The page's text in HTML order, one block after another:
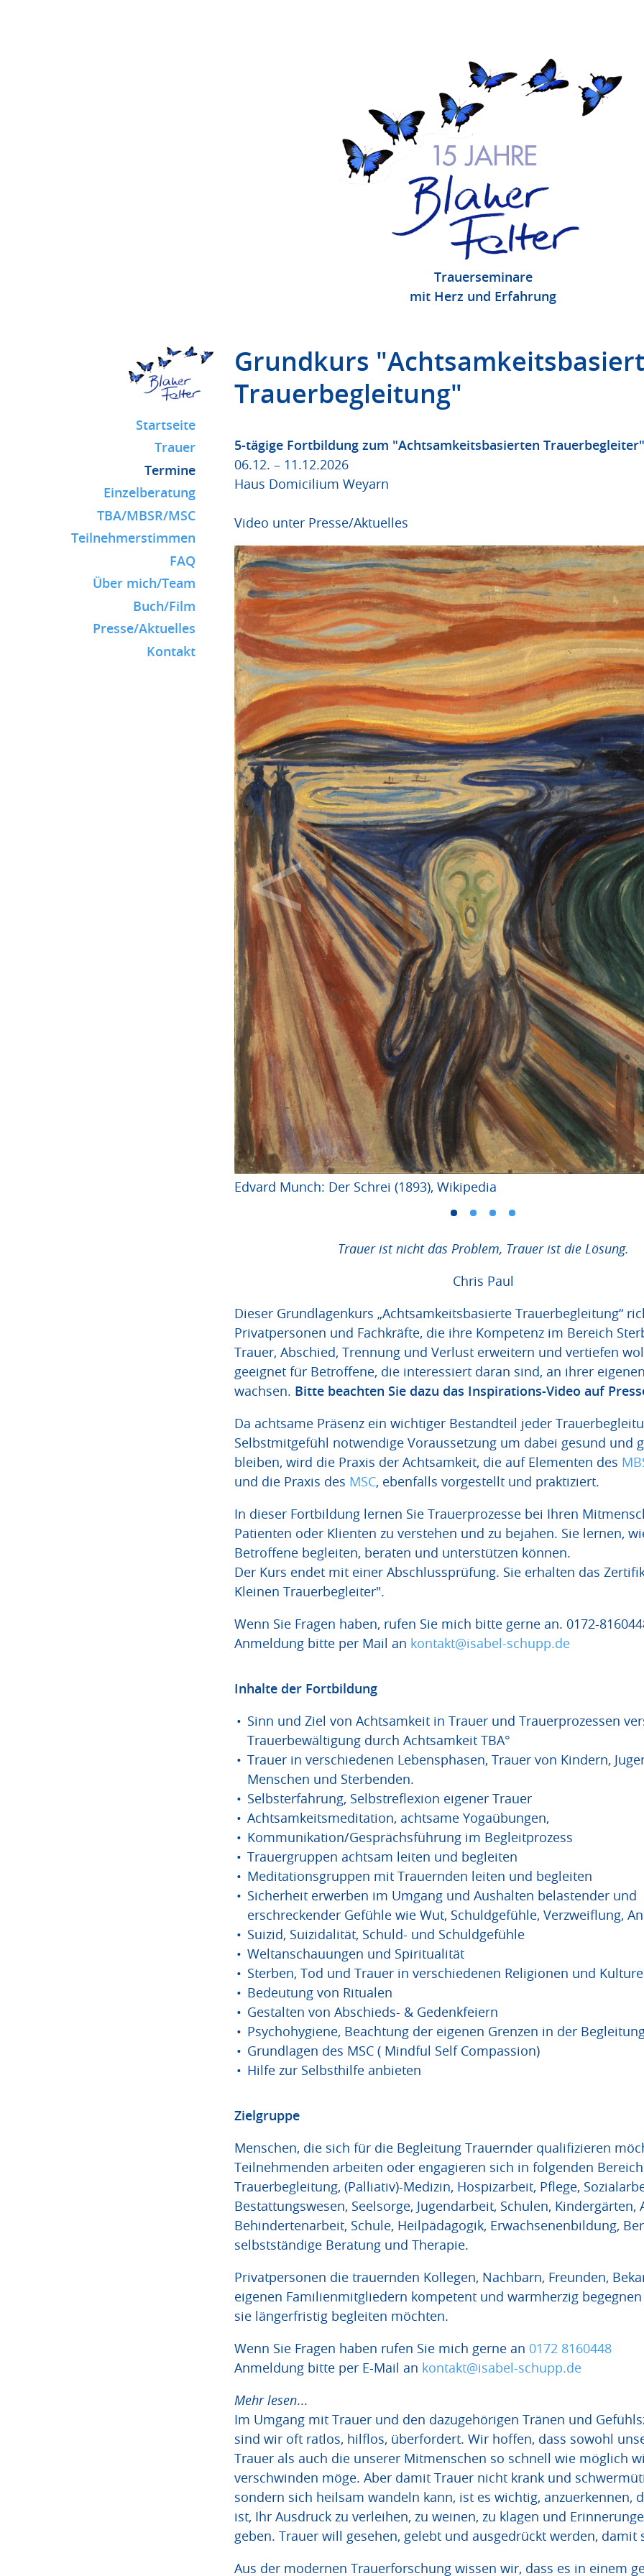
Trauerseminare
mit Herz und Erfahrung
Startseite
Trauer
Termine
Einzelberatung
TBA/MBSR/MSC
Teilnehmerstimmen
FAQ
Über mich/Team
Buch/Film
Presse/Aktuelles
Kontakt
Grundkurs
Trauerbegleitung"
5-tägige Fortbildung zum "Achtsamkeitsbasierten
06.12. – 11.12.2026
Haus Domicilium Weyarn
Video unter Presse/Aktuelles
<
Edvard Munch: Der Schrei (1893), Wikipedia
Trauer ist nicht das Problem, Trauer ist die Lösung.
Chris Paul
Dieser Grundlagenkurs „Achtsamkeitsbasierte Trauerbegleitung“
Privatpersonen und Fachkräfte, die ihre Kompetenz im Bereich
Trauer, Abschied, Trennung und Verlust erweitern und vertiefen
geeignet für Betroffene, die interessiert daran sind, an ihrer
wachsen. Bitte beachten Sie dazu das Inspirations-Video auf
Da achtsame Präsenz ein wichtiger Bestandteil jeder
Selbstmitgefühl notwendige Voraussetzung um dabei gesund und
bleiben, wird die Praxis der Achtsamkeit, die auf Elementen des
und die Praxis des MSC, ebenfalls vorgestellt und praktiziert.
In dieser Fortbildung lernen Sie Trauerprozesse bei Ihren
Patienten oder Klienten zu verstehen und zu bejahen. Sie lernen,
Betroffene begleiten, beraten und unterstützen können.
Der Kurs endet mit einer Abschlussprüfung. Sie erhalten das
Kleinen Trauerbegleiter".
Wenn Sie Fragen haben, rufen Sie mich bitte gerne an. 0172-
Anmeldung bitte per Mail an kontakt@isabel-schupp.de
Inhalte der Fortbildung
Sinn und Ziel von Achtsamkeit in Trauer und Trauerprozessen
Trauerbewältigung durch Achtsamkeit TBA°
Trauer in verschiedenen Lebensphasen, Trauer von Kindern,
Menschen und Sterbenden.
Selbsterfahrung, Selbstreflexion eigener Trauer
Achtsamkeitsmeditation, achtsame Yogaübungen,
Kommunikation/Gesprächsführung im Begleitprozess
Trauergruppen achtsam leiten und begleiten
Meditationsgruppen mit Trauernden leiten und begleiten
Sicherheit erwerben im Umgang und Aushalten belastender und
erschreckender Gefühle wie Wut, Schuldgefühle, Verzweiflung,
Suizid, Suizidalität, Schuld- und Schuldgefühle
Weltanschauungen und Spiritualität
Sterben, Tod und Trauer in verschiedenen Religionen und
Bedeutung von Ritualen
Gestalten von Abschieds- & Gedenkfeiern
Psychohygiene, Beachtung der eigenen Grenzen in der
Grundlagen des MSC ( Mindful Self Compassion)
Hilfe zur Selbsthilfe anbieten
Zielgruppe
Menschen, die sich für die Begleitung Trauernder qualifizieren
Teilnehmenden arbeiten oder engagieren sich in folgenden
Trauerbegleitung, (Palliativ)-Medizin, Hospizarbeit, Pflege,
Bestattungswesen, Seelsorge, Jugendarbeit, Schulen, Kindergärten,
Behindertenarbeit, Schule, Heilpädagogik, Erwachsenenbildung,
selbstständige Beratung und Therapie.
Privatpersonen die trauernden Kollegen, Nachbarn, Freunden,
eigenen Familienmitgliedern kompetent und warmherzig
sie längerfristig begleiten möchten.
Wenn Sie Fragen haben rufen Sie mich gerne an 0172 8160448
Anmeldung bitte per E-Mail an kontakt@isabel-schupp.de
Mehr lesen...
Im Umgang mit Trauer und den dazugehörigen Tränen und
sind wir oft ratlos, hilflos, überfordert. Wir hoffen, dass sowohl
Trauer als auch die unserer Mitmenschen so schnell wie möglich
verschwinden möge. Aber damit Trauer nicht krank und
sondern sich heilsam wandeln kann, ist es wichtig, anzuerkennen,
ist, Ihr Ausdruck zu verleihen, zu weinen, zu klagen und
geben. Trauer will gesehen, gelebt und ausgedrückt werden, damit
Aus der modernen Trauerforschung wissen wir, dass es in einem